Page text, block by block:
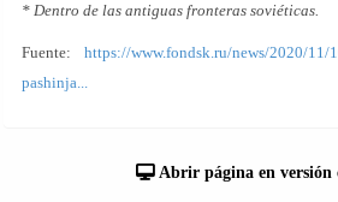
* Dentro de las antiguas fronteras soviéticas.
Fuente: https://www.fondsk.ru/news/2020/11/
pashinja...
Abrir página en versión